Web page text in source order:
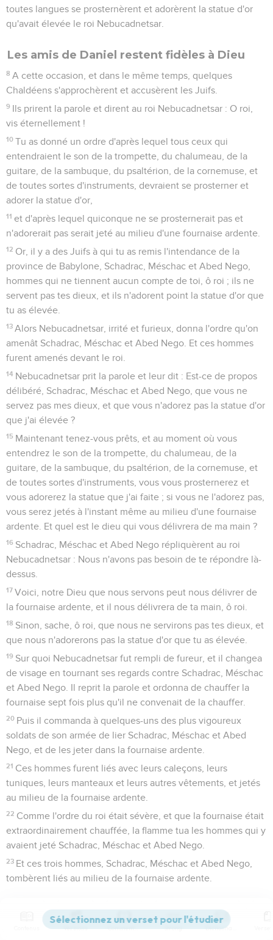
toutes langues se prosternèrent et adorèrent la statue d'or
qu'avait élevée le roi Nebucadnetsar.
Les amis de Daniel restent fidèles à Dieu
8 A cette occasion, et dans le même temps, quelques
Chaldéens s'approchèrent et accusèrent les Juifs.
9 Ils prirent la parole et dirent au roi Nebucadnetsar : O roi,
vis éternellement !
10 Tu as donné un ordre d'après lequel tous ceux qui
entendraient le son de la trompette, du chalumeau, de la
guitare, de la sambuque, du psaltérion, de la cornemuse, et
de toutes sortes d'instruments, devraient se prosterner et
adorer la statue d'or,
11 et d'après lequel quiconque ne se prosternerait pas et
n'adorerait pas serait jeté au milieu d'une fournaise ardente.
12 Or, il y a des Juifs à qui tu as remis l'intendance de la
province de Babylone, Schadrac, Méschac et Abed Nego,
hommes qui ne tiennent aucun compte de toi, ô roi ; ils ne
servent pas tes dieux, et ils n'adorent point la statue d'or que
tu as élevée.
13 Alors Nebucadnetsar, irrité et furieux, donna l'ordre qu'on
amenât Schadrac, Méschac et Abed Nego. Et ces hommes
furent amenés devant le roi.
14 Nebucadnetsar prit la parole et leur dit : Est-ce de propos
délibéré, Schadrac, Méschac et Abed Nego, que vous ne
servez pas mes dieux, et que vous n'adorez pas la statue d'or
que j'ai élevée ?
15 Maintenant tenez-vous prêts, et au moment où vous
entendrez le son de la trompette, du chalumeau, de la
guitare, de la sambuque, du psaltérion, de la cornemuse, et
de toutes sortes d'instruments, vous vous prosternerez et
vous adorerez la statue que j'ai faite ; si vous ne l'adorez pas,
vous serez jetés à l'instant même au milieu d'une fournaise
ardente. Et quel est le dieu qui vous délivrera de ma main ?
16 Schadrac, Méschac et Abed Nego répliquèrent au roi
Nebucadnetsar : Nous n'avons pas besoin de te répondre là-
dessus.
17 Voici, notre Dieu que nous servons peut nous délivrer de
la fournaise ardente, et il nous délivrera de ta main, ô roi.
18 Sinon, sache, ô roi, que nous ne servirons pas tes dieux, et
que nous n'adorerons pas la statue d'or que tu as élevée.
19 Sur quoi Nebucadnetsar fut rempli de fureur, et il changea
de visage en tournant ses regards contre Schadrac, Méschac
et Abed Nego. Il reprit la parole et ordonna de chauffer la
fournaise sept fois plus qu'il ne convenait de la chauffer.
20 Puis il commanda à quelques-uns des plus vigoureux
soldats de son armée de lier Schadrac, Méschac et Abed
Nego, et de les jeter dans la fournaise ardente.
21 Ces hommes furent liés avec leurs caleçons, leurs
tuniques, leurs manteaux et leurs autres vêtements, et jetés
au milieu de la fournaise ardente.
22 Comme l'ordre du roi était sévère, et que la fournaise était
extraordinairement chauffée, la flamme tua les hommes qui y
avaient jeté Schadrac, Méschac et Abed Nego.
23 Et ces trois hommes, Schadrac, Méschac et Abed Nego,
tombèrent liés au milieu de la fournaise ardente.
Les trois amis sauvés de la fournaise
Alors le roi Nebucadnetsar fut effrayé, et se leva
Versions Commentaires Strong